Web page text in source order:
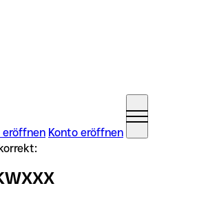
eröffnen Konto eröffnen